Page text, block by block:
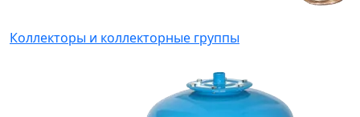
Коллекторы и коллекторные группы